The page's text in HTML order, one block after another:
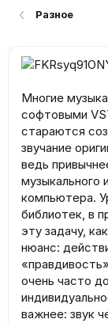
Разное
Многие
софтовыми
стараются
звучание
ведь
музыкального
компьютера.
библиотек, в
эту задачу,
нюанс:
очень часто
важнее: звук